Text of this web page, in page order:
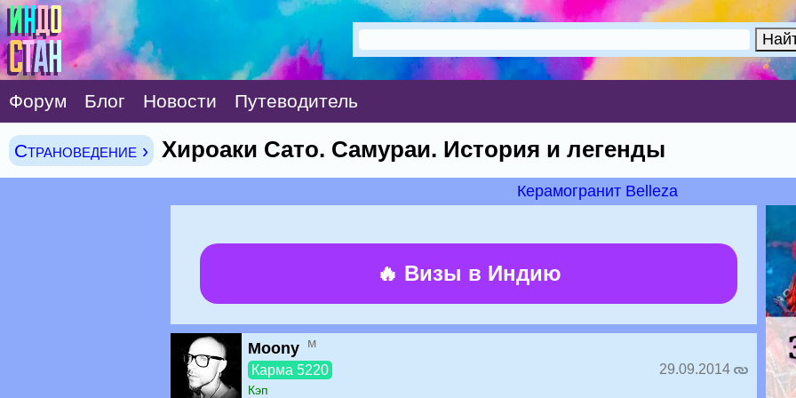
Форум Блог Новости Путеводитель
Страноведение › Хироаки Сато. Самураи. История и легенды
Керамогранит Belleza
🔥 Визы в Индию
Moony м
Карма 5220
Кэп
29.09.2014